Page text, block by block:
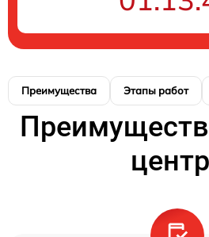
Преимущества Этапы работ